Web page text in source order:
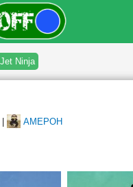
Jet Ninja
| AMEPOH